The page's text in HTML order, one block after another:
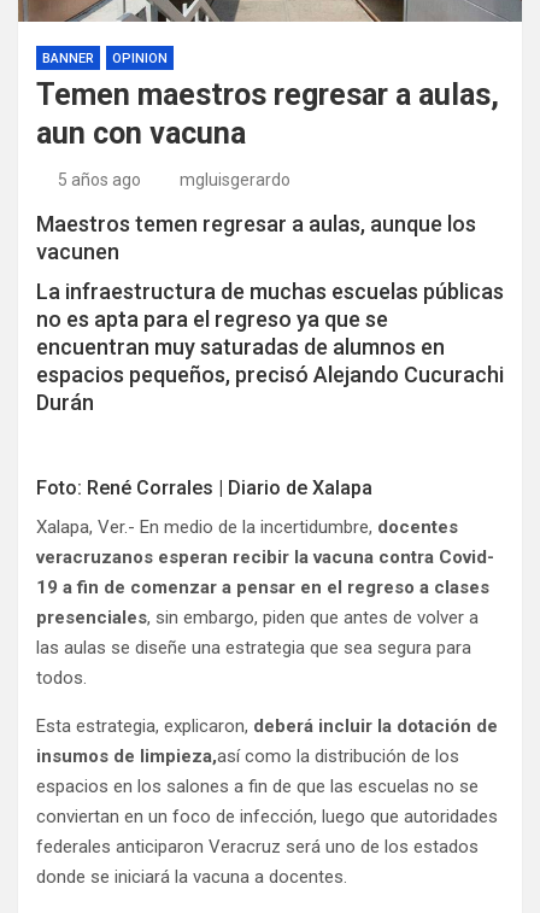
BANNER OPINION
Temen maestros regresar a aulas,
aun con vacuna
5 años ago mgluisgerardo
Maestros temen regresar a aulas, aunque los
vacunen
La infraestructura de muchas escuelas públicas
no es apta para el regreso ya que se
encuentran muy saturadas de alumnos en
espacios pequeños, precisó Alejando Cucurachi
Durán
Foto: René Corrales | Diario de Xalapa
Xalapa, Ver.- En medio de la incertidumbre, docentes
veracruzanos esperan recibir la vacuna contra Covid-
19 a fin de comenzar a pensar en el regreso a clases
presenciales, sin embargo, piden que antes de volver a
las aulas se diseñe una estrategia que sea segura para
todos.
Esta estrategia, explicaron, deberá incluir la dotación de
insumos de limpieza,así como la distribución de los
espacios en los salones a fin de que las escuelas no se
conviertan en un foco de infección, luego que autoridades
federales anticiparon Veracruz será uno de los estados
donde se iniciará la vacuna a docentes.